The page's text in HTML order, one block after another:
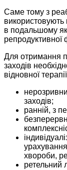
Саме тому з
використовують
в подальшому
репродуктивної
Для отримання
заходів
відновної
заходів;
ранній, з
хвороби,
ретельний